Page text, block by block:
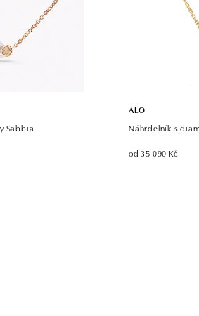
Sabbia
ALO
Náhrdelník s
od 35 090 Kč